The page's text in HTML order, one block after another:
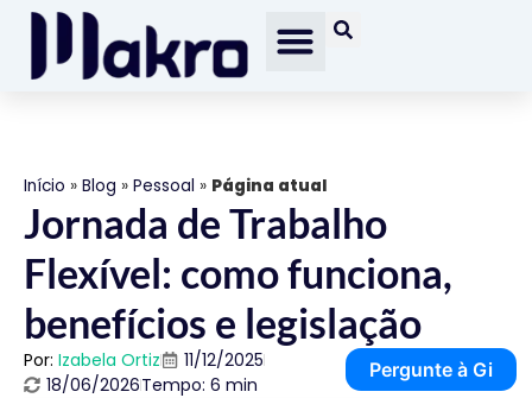
Início » Blog » Pessoal » Página atual
Jornada de Trabalho
Flexível: como funciona,
benefícios e legislação
Por: Izabela Ortiz
11/12/2025
18/06/2026Tempo: 6 min
Pergunte à Gi